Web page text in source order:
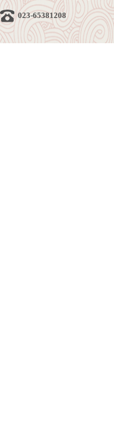
023-65381208